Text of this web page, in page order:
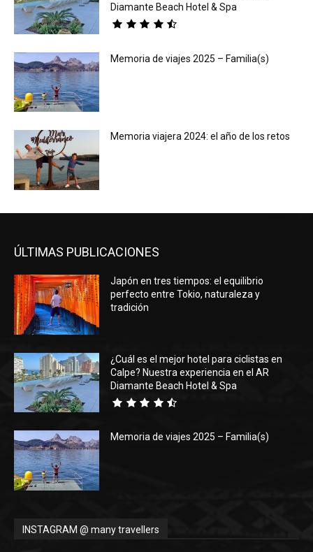
Diamante Beach Hotel & Spa
Memoria de viajes 2025 – Familia(s)
Memoria viajera 2024: el año de los retos
ÚLTIMAS PUBLICACIONES
Japón en tres tiempos: el equilibrio
perfecto entre Tokio, naturaleza y
tradición
¿Cuál es el mejor hotel para ciclistas en
Calpe? Nuestra experiencia en el AR
Diamante Beach Hotel & Spa
Memoria de viajes 2025 – Familia(s)
INSTAGRAM @ many travellers